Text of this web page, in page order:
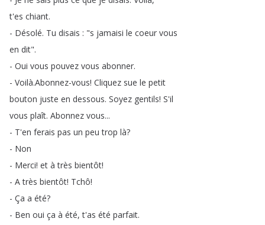
t'es chiant.
- Désolé. Tu disais : "s jamaisi le coeur vous
en dit".
- Oui vous pouvez vous abonner.
- Voilà.Abonnez-vous! Cliquez sue le petit
bouton juste en dessous. Soyez gentils! S'il
vous plaît. Abonnez vous...
- T'en ferais pas un peu trop là?
- Non
- Merci! et à très bientôt!
- A très bientôt! Tchô!
- Ça a été?
- Ben oui ça à été,t'as été parfait.